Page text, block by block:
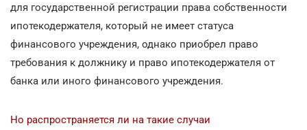
для государственной регистрации права собственности
ипотекодержателя, который не имеет статуса
финансового учреждения, однако приобрел право
требования к должнику и право ипотекодержателя от
банка или иного финансового учреждения.
Но распространяется ли на такие случаи